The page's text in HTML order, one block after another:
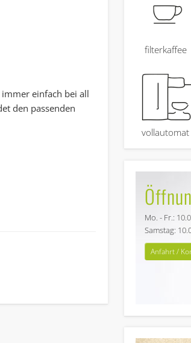
einfach bei all
den passenden
filterkaffee
vollautomat
Mo. - Fr.:
Samstag:
Anfahrt /